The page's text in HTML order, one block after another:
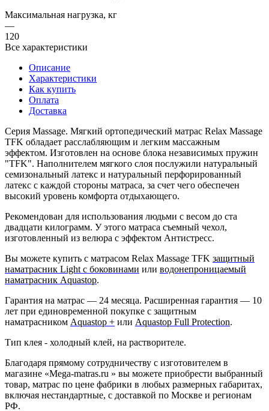
Максимальная нагрузка, кг
—
120
Все характеристики
Описание
Характеристики
Как купить
Оплата
Доставка
Серия Massage. Мягкий ортопедический матрас Relax Massage
TFK обладает расслабляющим и легким массажным
эффектом. Изготовлен на основе блока независимых пружин
"TFK". Наполнителем мягкого слоя послужили натуральный
семизональный латекс и натуральный перфорированный
латекс с каждой стороны матраса, за счет чего обеспечен
высокий уровень комфорта отдыхающего.
Рекомендован для использования людьми с весом до ста
двадцати килограмм. У этого матраса съемный чехол,
изготовленный из велюра с эффектом Антистресс.
Вы можете купить с матрасом Relax Massage TFK защитный
наматрасник Light с боковинами или водонепроницаемый
наматрасник Aquastop.
Гарантия на матрас — 24 месяца. Расширенная гарантия — 10
лет при единовременной покупке с защитным
наматрасником Aquastop + или Aquastop Full Protection.
Тип клея - холодный клей, на растворителе.
Благодаря прямому сотрудничеству с изготовителем в
магазине «Mega-matras.ru » вы можете приобрести выбранный
товар, матрас по цене фабрики в любых размерных габаритах,
включая нестандартные, с доставкой по Москве и регионам
РФ.